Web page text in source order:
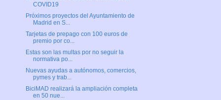
COVID19
Próximos proyectos del Ayuntamiento de
Madrid en S...
Tarjetas de prepago con 100 euros de
premio por co...
Estas son las multas por no seguir la
normativa po...
Nuevas ayudas a autónomos, comercios,
pymes y trab...
BiciMAD realizará la ampliación completa
en 50 nue...